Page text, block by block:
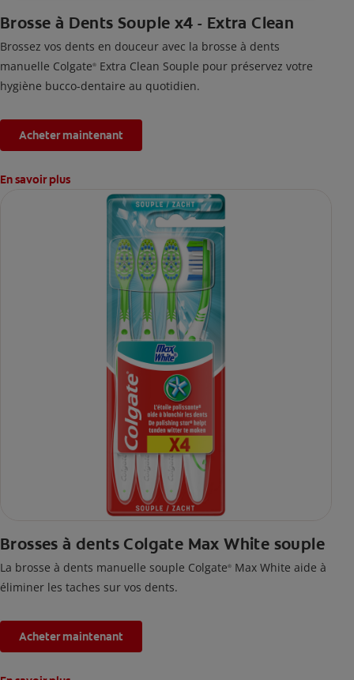
Brosse à Dents Souple x4 - Extra Clean
Brossez vos dents en douceur avec la brosse à dents
manuelle Colgate® Extra Clean Souple pour préservez votre
hygiène bucco-dentaire au quotidien.
Acheter maintenant
En savoir plus
Brosses à dents Colgate Max White souple
La brosse à dents manuelle souple Colgate® Max White aide à
éliminer les taches sur vos dents.
Acheter maintenant